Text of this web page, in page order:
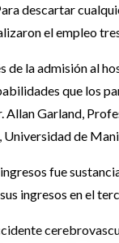
descartar
el empleo
de la admisión al
que los
Allan Garland,
de
fue
ingresos en el